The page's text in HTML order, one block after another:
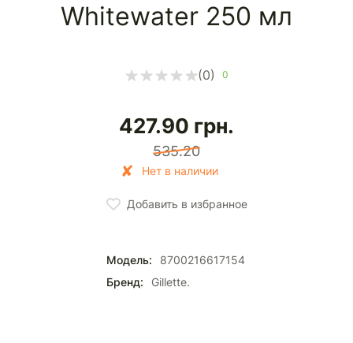
Whitewater 250 мл
(0) 0
427.90 грн.
535.20
Нет в наличии
Добавить в избранное
Модель:
8700216617154
Бренд:
Gillette.